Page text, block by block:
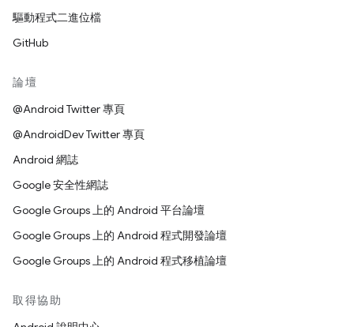
驅動程式二進位檔
GitHub
論壇
@Android Twitter 專頁
@AndroidDev Twitter 專頁
Android 網誌
Google 安全性網誌
Google Groups 上的 Android 平台論壇
Google Groups 上的 Android 程式開發論壇
Google Groups 上的 Android 程式移植論壇
取得協助